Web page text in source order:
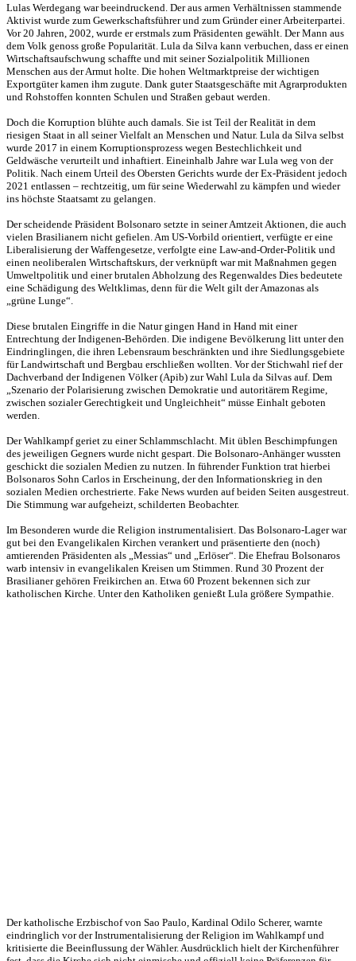
Lulas Werdegang war beeindruckend. Der aus armen Verhältnissen stammende
Aktivist wurde zum Gewerkschaftsführer und zum Gründer einer Arbeiterpartei.
Vor 20 Jahren, 2002, wurde er erstmals zum Präsidenten gewählt. Der Mann aus
dem Volk genoss große Popularität. Lula da Silva kann verbuchen, dass er einen
Wirtschaftsaufschwung schaffte und mit seiner Sozialpolitik Millionen
Menschen aus der Armut holte. Die hohen Weltmarktpreise der wichtigen
Exportgüter kamen ihm zugute. Dank guter Staatsgeschäfte mit Agrarprodukten
und Rohstoffen konnten Schulen und Straßen gebaut werden.
Doch die Korruption blühte auch damals. Sie ist Teil der Realität in dem
riesigen Staat in all seiner Vielfalt an Menschen und Natur. Lula da Silva selbst
wurde 2017 in einem Korruptionsprozess wegen Bestechlichkeit und
Geldwäsche verurteilt und inhaftiert. Eineinhalb Jahre war Lula weg von der
Politik. Nach einem Urteil des Obersten Gerichts wurde der Ex-Präsident jedoch
2021 entlassen – rechtzeitig, um für seine Wiederwahl zu kämpfen und wieder
ins höchste Staatsamt zu gelangen.
Der scheidende Präsident Bolsonaro setzte in seiner Amtzeit Aktionen, die auch
vielen Brasilianern nicht gefielen. Am US-Vorbild orientiert, verfügte er eine
Liberalisierung der Waffengesetze, verfolgte eine Law-and-Order-Politik und
einen neoliberalen Wirtschaftskurs, der verknüpft war mit Maßnahmen gegen
Umweltpolitik und einer brutalen Abholzung des Regenwaldes Dies bedeutete
eine Schädigung des Weltklimas, denn für die Welt gilt der Amazonas als
„grüne Lunge“.
Diese brutalen Eingriffe in die Natur gingen Hand in Hand mit einer
Entrechtung der Indigenen-Behörden. Die indigene Bevölkerung litt unter den
Eindringlingen, die ihren Lebensraum beschränkten und ihre Siedlungsgebiete
für Landwirtschaft und Bergbau erschließen wollten. Vor der Stichwahl rief der
Dachverband der Indigenen Völker (Apib) zur Wahl Lula da Silvas auf. Dem
„Szenario der Polarisierung zwischen Demokratie und autoritärem Regime,
zwischen sozialer Gerechtigkeit und Ungleichheit“ müsse Einhalt geboten
werden.
Der Wahlkampf geriet zu einer Schlammschlacht. Mit üblen Beschimpfungen
des jeweiligen Gegners wurde nicht gespart. Die Bolsonaro-Anhänger wussten
geschickt die sozialen Medien zu nutzen. In führender Funktion trat hierbei
Bolsonaros Sohn Carlos in Erscheinung, der den Informationskrieg in den
sozialen Medien orchestrierte. Fake News wurden auf beiden Seiten ausgestreut.
Die Stimmung war aufgeheizt, schilderten Beobachter.
Im Besonderen wurde die Religion instrumentalisiert. Das Bolsonaro-Lager war
gut bei den Evangelikalen Kirchen verankert und präsentierte den (noch)
amtierenden Präsidenten als „Messias“ und „Erlöser“. Die Ehefrau Bolsonaros
warb intensiv in evangelikalen Kreisen um Stimmen. Rund 30 Prozent der
Brasilianer gehören Freikirchen an. Etwa 60 Prozent bekennen sich zur
katholischen Kirche. Unter den Katholiken genießt Lula größere Sympathie.
Der katholische Erzbischof von Sao Paulo, Kardinal Odilo Scherer, warnte
eindringlich vor der Instrumentalisierung der Religion im Wahlkampf und
kritisierte die Beeinflussung der Wähler. Ausdrücklich hielt der Kirchenführer